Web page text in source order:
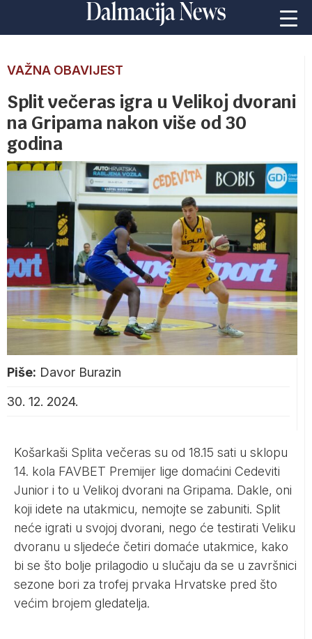
VAŽNA OBAVIJEST
Split večeras igra u Velikoj dvorani
na Gripama nakon više od 30
godina
Piše: Davor Burazin
30. 12. 2024.
Košarkaši Splita večeras su od 18.15 sati u sklopu
14. kola FAVBET Premijer lige domaćini Cedeviti
Junior i to u Velikoj dvorani na Gripama. Dakle, oni
koji idete na utakmicu, nemojte se zabuniti. Split
neće igrati u svojoj dvorani, nego će testirati Veliku
dvoranu u sljedeće četiri domaće utakmice, kako
bi se što bolje prilagodio u slučaju da se u završnici
sezone bori za trofej prvaka Hrvatske pred što
većim brojem gledatelja.